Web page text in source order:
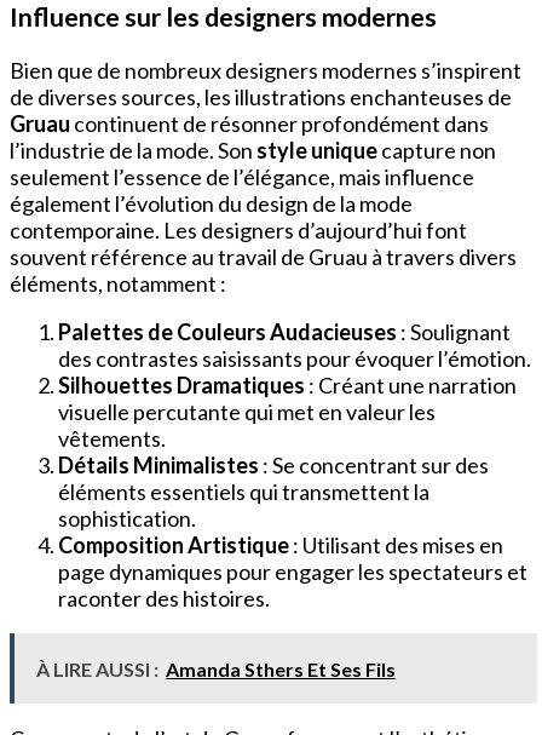
Influence sur les designers modernes
Bien que de nombreux designers modernes s’inspirent
de diverses sources, les illustrations enchanteuses de
Gruau continuent de résonner profondément dans
l’industrie de la mode. Son style uniquecapture non
seulement l’essence de l’élégance, mais influence
également l’évolution du design de la mode
contemporaine. Les designers d’aujourd’hui font
souvent référence au travail de Gruau à travers divers
éléments, notamment :
Palettes de Couleurs Audacieuses : Soulignant
des contrastes saisissants pour évoquer l’émotion.
Silhouettes Dramatiques : Créant une narration
visuelle percutante qui met en valeur les
vêtements.
Détails Minimalistes : Se concentrant sur des
éléments essentiels qui transmettent la
sophistication.
Composition Artistique: Utilisant des mises en
page dynamiques pour engager les spectateurs et
raconter des histoires.
À LIRE AUSSI : Amanda Sthers Et Ses Fils